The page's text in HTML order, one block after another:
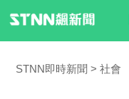
STNN即時新聞 社會